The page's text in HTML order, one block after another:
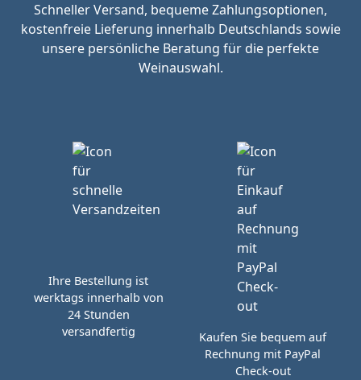
Schneller Versand, bequeme Zahlungsoptionen,
kostenfreie Lieferung innerhalb Deutschlands sowie
unsere persönliche Beratung für die perfekte
Weinauswahl.
Ihre Bestellung ist
werktags innerhalb von
24 Stunden
versandfertig
Kaufen Sie bequem auf
Rechnung mit PayPal
Check-out